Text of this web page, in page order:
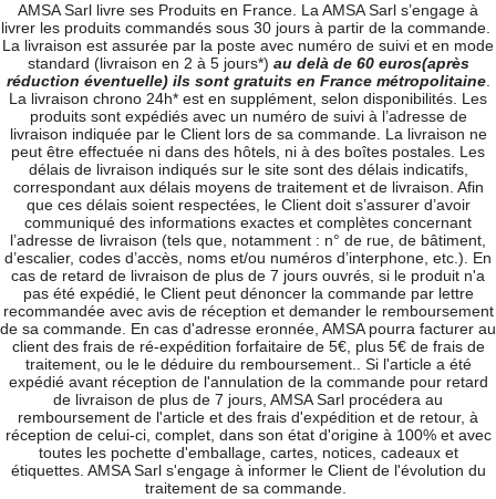
AMSA Sarl livre ses Produits en France. La AMSA Sarl s’engage à
livrer les produits commandés sous 30 jours à partir de la commande.
La livraison est assurée par la poste avec numéro de suivi et en mode
standard (livraison en 2 à 5 jours*) au delà de 60 euros(après
réduction éventuelle) ils sont gratuits en France métropolitaine.
La livraison chrono 24h* est en supplément, selon disponibilités. Les
produits sont expédiés avec un numéro de suivi à l’adresse de
livraison indiquée par le Client lors de sa commande. La livraison ne
peut être effectuée ni dans des hôtels, ni à des boîtes postales. Les
délais de livraison indiqués sur le site sont des délais indicatifs,
correspondant aux délais moyens de traitement et de livraison. Afin
que ces délais soient respectées, le Client doit s’assurer d’avoir
communiqué des informations exactes et complètes concernant
l’adresse de livraison (tels que, notamment : n° de rue, de bâtiment,
d’escalier, codes d’accès, noms et/ou numéros d’interphone, etc.). En
cas de retard de livraison de plus de 7 jours ouvrés, si le produit n'a
pas été expédié, le Client peut dénoncer la commande par lettre
recommandée avec avis de réception et demander le remboursement
de sa commande. En cas d'adresse eronnée, AMSA pourra facturer au
client des frais de ré-expédition forfaitaire de 5€, plus 5€ de frais de
traitement, ou le le déduire du remboursement.. Si l'article a été
expédié avant réception de l'annulation de la commande pour retard
de livraison de plus de 7 jours, AMSA Sarl procédera au
remboursement de l'article et des frais d'expédition et de retour, à
réception de celui-ci, complet, dans son état d'origine à 100% et avec
toutes les pochette d'emballage, cartes, notices, cadeaux et
étiquettes. AMSA Sarl s'engage à informer le Client de l'évolution du
traitement de sa commande.